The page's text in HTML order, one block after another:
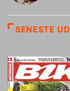
SENESTE